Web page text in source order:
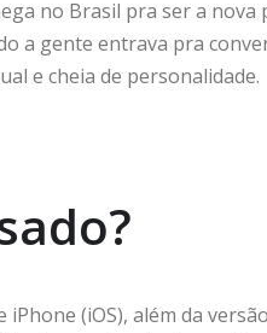
no Brasil pra ser a
a gente entrava pra
e cheia de personalidade.
(iOS), além da